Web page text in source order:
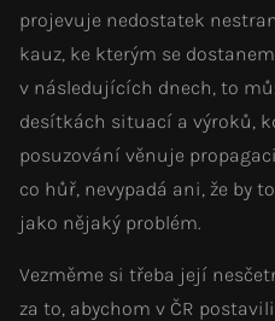
projevuje nedostatek
kauz, ke kterým se
v následujících dnech, to
desítkách situací a výroků,
posuzování věnuje
co hůř, nevypadá ani, že by
jako nějaký problém.
Vezměme si třeba její
za to, abychom v ČR